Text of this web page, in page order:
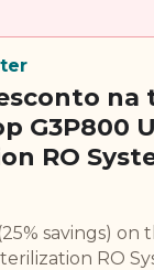
na
G3P800
RO
savings) on
RO